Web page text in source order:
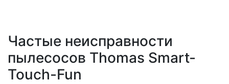
Частые неисправности
пылесосов Thomas Smart-
Touch-Fun